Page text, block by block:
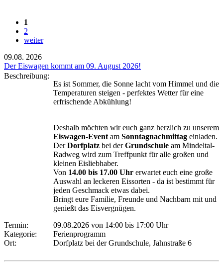
1
2
weiter
09.08. 2026
Der Eiswagen kommt am 09. August 2026!
Beschreibung:
Es ist Sommer, die Sonne lacht vom Himmel und die
Temperaturen steigen - perfektes Wetter für eine
erfrischende Abkühlung!
Deshalb möchten wir euch ganz herzlich zu unserem
Eiswagen-Event am Sonntagnachmittag einladen.
DerDorfplatz bei derGrundschule am Mindeltal-
Radweg wird zum Treffpunkt für alle großen und
kleinen Eisliebhaber.
Von 14.00 bis 17.00 Uhr erwartet euch eine große
Auswahl an leckeren Eissorten - da ist bestimmt für
jeden Geschmack etwas dabei.
Bringt eure Familie, Freunde und Nachbarn mit und
genießt das Eisvergnügen.
Termin:
09.08.2026 von 14:00 bis 17:00 Uhr
Kategorie:
Ferienprogramm
Ort:
Dorfplatz bei der Grundschule, Jahnstraße 6